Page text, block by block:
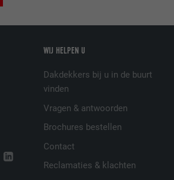
WIJ HELPEN U
Dakdekkers bij u in de buurt
vinden
Vragen & antwoorden
Brochures bestellen
Contact
Reclamaties & klachten
van ingebedde diensten.
UserMatchHistory
29 dagen